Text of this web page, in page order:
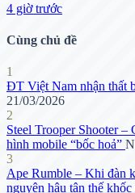
4 giờ trước
Cùng chủ đề
1
ĐT Việt Nam nhận thất
21/03/2026
2
Steel Trooper Shooter –
hình mobile “bốc hoả”
3
Ape Rumble – Khi đàn
nguyên hậu tận thế khốc